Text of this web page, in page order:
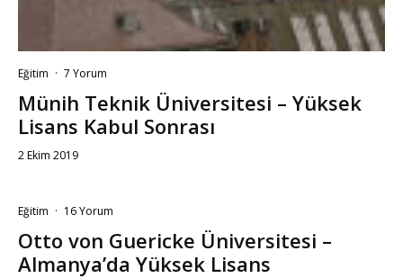
Eğitim · 7 Yorum
Münih Teknik Üniversitesi – Yüksek
Lisans Kabul Sonrası
2 Ekim 2019
Eğitim · 16 Yorum
Otto von Guericke Üniversitesi –
Almanya’da Yüksek Lisans